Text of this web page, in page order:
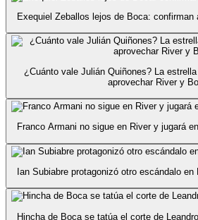
Exequiel Zeballos lejos de Boca: confirman
¿Cuánto vale Julián Quiñones? La
aprovechar River y
Franco Armani no sigue en River y jugará
Ian Subiabre protagonizó otro escándalo en
Hincha de Boca se tatúa el corte de